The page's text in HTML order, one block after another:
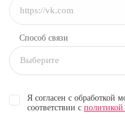
Способ связи
Выберите
Я согласен с обработкой
соответствии с